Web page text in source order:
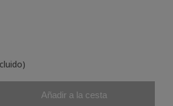
Añadir a la cesta